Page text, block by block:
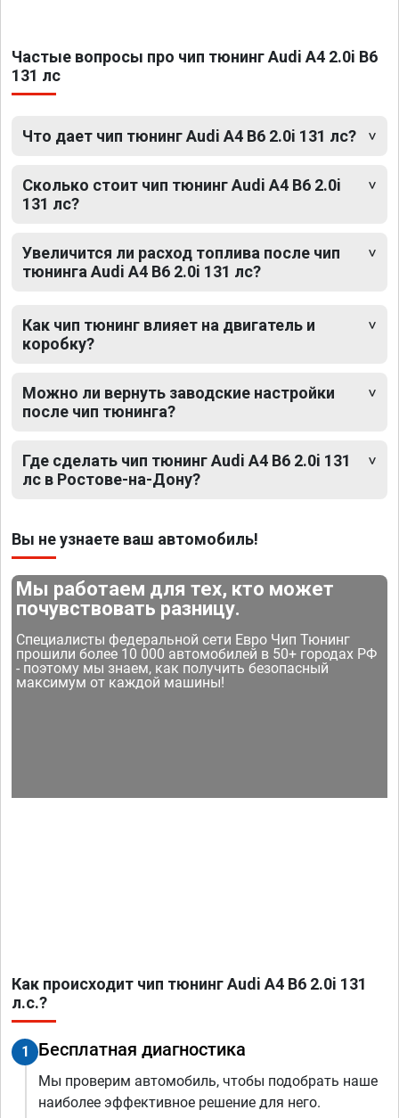
Частые вопросы про чип тюнинг Audi A4 2.0i B6
131 лс
Что дает чип тюнинг Audi A4 B6 2.0i 131 лс?
Сколько стоит чип тюнинг Audi A4 B6 2.0i
131 лс?
Увеличится ли расход топлива после чип
тюнинга Audi A4 B6 2.0i 131 лс?
Как чип тюнинг влияет на двигатель и
коробку?
Можно ли вернуть заводские настройки
после чип тюнинга?
Где сделать чип тюнинг Audi A4 B6 2.0i 131
лс в Ростове-на-Дону?
Вы не узнаете ваш автомобиль!
Мы работаем для тех, кто может
почувствовать разницу.
Специалисты федеральной сети Евро Чип Тюнинг
прошили более 10 000 автомобилей в 50+ городах РФ
- поэтому мы знаем, как получить безопасный
максимум от каждой машины!
Как происходит чип тюнинг Audi A4 B6 2.0i 131
л.с.?
1 Бесплатная диагностика
Мы проверим автомобиль, чтобы подобрать наше
наиболее эффективное решение для него.